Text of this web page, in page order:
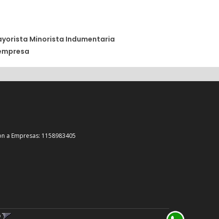
Minorista Indumentaria
a Empresas: 1158983405